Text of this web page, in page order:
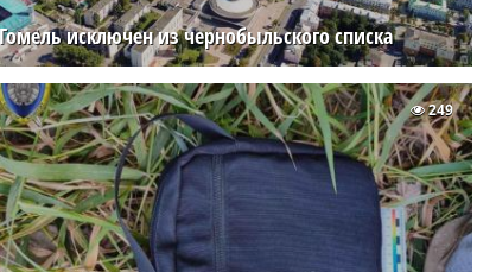
Гомель исключен из чернобыльского списка
249